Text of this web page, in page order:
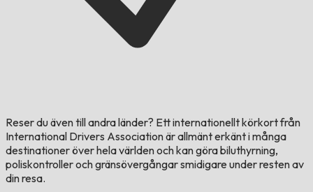
Reser du även till andra länder? Ett internationellt körkort från
International Drivers Association är allmänt erkänt i många
destinationer över hela världen och kan göra biluthyrning,
poliskontroller och gränsövergångar smidigare under resten av
din resa.